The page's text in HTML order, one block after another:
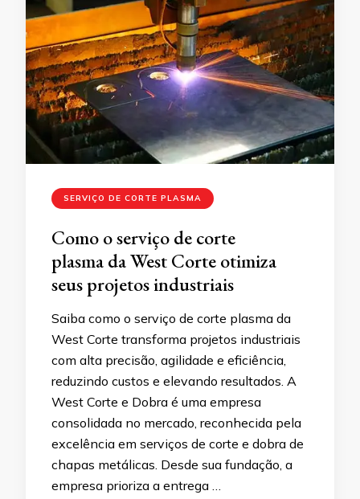
SERVIÇO DE CORTE PLASMA
Como o serviço de corte
plasma da West Corte otimiza
seus projetos industriais
Saiba como o serviço de corte plasma da
West Corte transforma projetos industriais
com alta precisão, agilidade e eficiência,
reduzindo custos e elevando resultados. A
West Corte e Dobra é uma empresa
consolidada no mercado, reconhecida pela
excelência em serviços de corte e dobra de
chapas metálicas. Desde sua fundação, a
empresa prioriza a entrega …